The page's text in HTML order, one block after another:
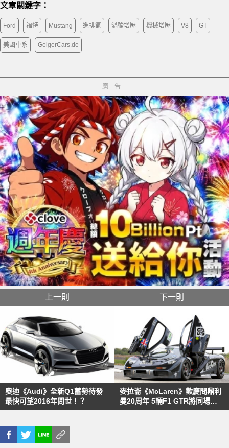
文章關鍵字：
Ford 福特 Mustang 進排氣 渦輪增壓 機械增壓 V8 GT
美國車系 GeigerCars.de
廣告
上一則
奧迪《Audi》全新Q1蓄勢待發
最快可望2016年問世！？
下一則
麥拉崙《McLaren》歡慶問鼎利
曼20周年 5輛F1 GTR將同場現
身利曼